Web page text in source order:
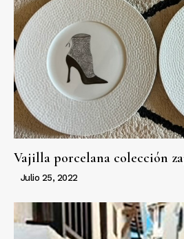
Vajilla porcelana colección
Julio 25, 2022